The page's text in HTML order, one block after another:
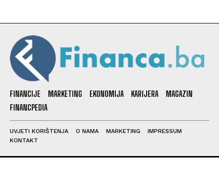
FINANCIJE MARKETING EKONOMIJA KARIJERA
MAGAZIN
FINANCPEDIA
UVJETI KORIŠTENJA O NAMA MARKETING
IMPRESSUM
KONTAKT